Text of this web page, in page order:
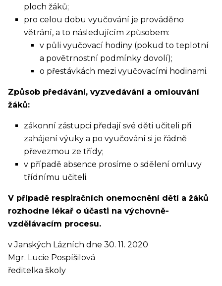
ploch žáků;
pro celou dobu vyučování je prováděno
větrání, a to následujícím způsobem:
v půli vyučovací hodiny (pokud to teplotní
a povětrnostní podmínky dovolí);
o přestávkách mezi vyučovacími hodinami.
Způsob předávání, vyzvedávání a omlouvání
žáků:
zákonní zástupci předají své děti učiteli při
zahájení výuky a po vyučování si je řádně
převezmou ze třídy;
v případě absence prosíme o sdělení omluvy
třídnímu učiteli.
V případě respiračních onemocnění dětí a žáků
rozhodne lékař o účasti na výchovně-
vzdělávacím procesu.
v Janských Lázních dne 30. 11. 2020
Mgr. Lucie Pospíšilová
ředitelka školy